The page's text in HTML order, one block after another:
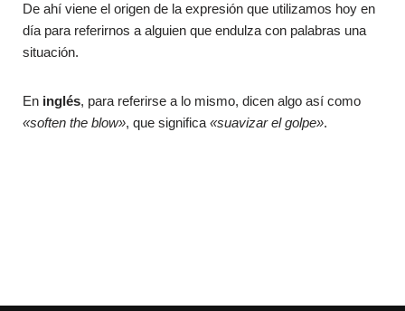
De ahí viene el origen de la expresión que utilizamos hoy en
día para referirnos a alguien que endulza con palabras una
situación.
En inglés, para referirse a lo mismo, dicen algo así como
«soften the blow», que significa«suavizar el golpe».